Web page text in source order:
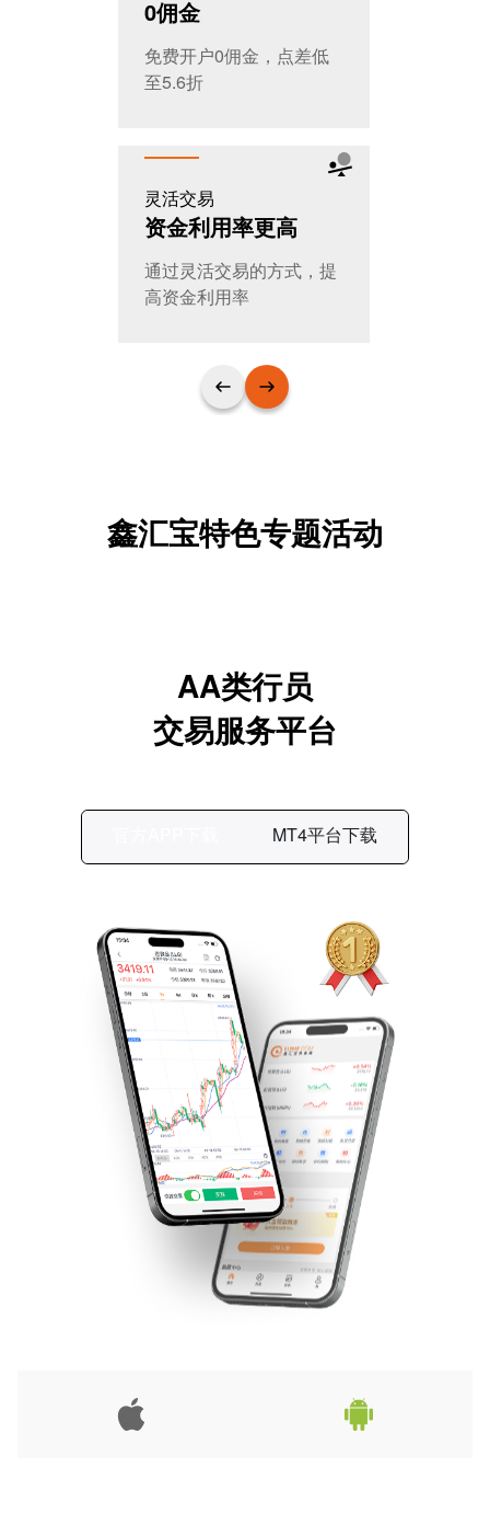
0佣金
免费开户0佣金，点差低
至5.6折
灵活交易
资金利用率更高
通过灵活交易的方式，提
高资金利用率
鑫汇宝特色专题活动
AA类行员
交易服务平台
MT4平台下载